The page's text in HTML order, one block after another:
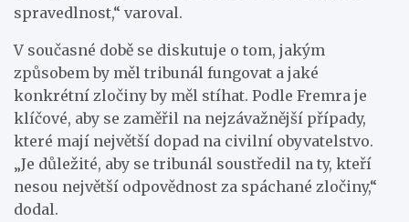
spravedlnost,“ varoval.
V současné době se diskutuje o tom, jakým
způsobem by měl tribunál fungovat a jaké
konkrétní zločiny by měl stíhat. Podle Fremra je
klíčové, aby se zaměřil na nejzávažnější případy,
které mají největší dopad na civilní obyvatelstvo.
„Je důležité, aby se tribunál soustředil na ty, kteří
nesou největší odpovědnost za spáchané zločiny,“
dodal.